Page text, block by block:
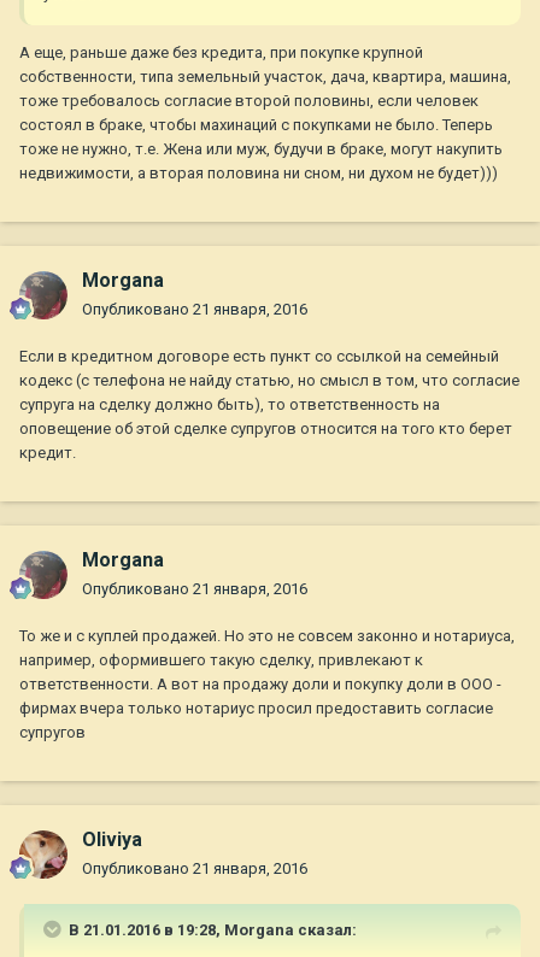
А еще, раньше даже без кредита, при покупке крупной
собственности, типа земельный участок, дача, квартира, машина,
тоже требовалось согласие второй половины, если человек
состоял в браке, чтобы махинаций с покупками не было. Теперь
тоже не нужно, т.е. Жена или муж, будучи в браке, могут накупить
недвижимости, а вторая половина ни сном, ни духом не будет)))
Morgana
Опубликовано 21 января, 2016
Если в кредитном договоре есть пункт со ссылкой на семейный
кодекс (с телефона не найду статью, но смысл в том, что согласие
супруга на сделку должно быть), то ответственность на
оповещение об этой сделке супругов относится на того кто берет
кредит.
Morgana
Опубликовано 21 января, 2016
То же и с куплей продажей. Но это не совсем законно и нотариуса,
например, оформившего такую сделку, привлекают к
ответственности. А вот на продажу доли и покупку доли в ООО -
фирмах вчера только нотариус просил предоставить согласие
супругов
Oliviya
Опубликовано 21 января, 2016
В 21.01.2016 в 19:28, Morgana сказал: